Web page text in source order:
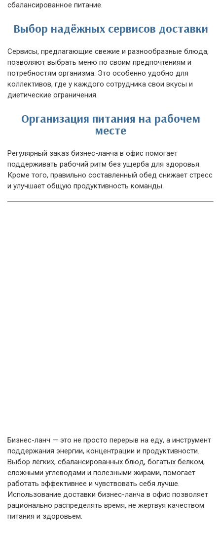
сбалансированное питание.
Выбор надёжных сервисов доставки
Сервисы, предлагающие свежие и разнообразные блюда,
позволяют выбрать меню по своим предпочтениям и
потребностям организма. Это особенно удобно для
коллективов, где у каждого сотрудника свои вкусы и
диетические ограничения.
Организация питания на рабочем
месте
Регулярный заказ бизнес-ланча в офис помогает
поддерживать рабочий ритм без ущерба для здоровья.
Кроме того, правильно составленный обед снижает стресс
и улучшает общую продуктивность команды.
Бизнес-ланч — это не просто перерыв на еду, а инструмент
поддержания энергии, концентрации и продуктивности.
Выбор лёгких, сбалансированных блюд, богатых белком,
сложными углеводами и полезными жирами, помогает
работать эффективнее и чувствовать себя лучше.
Использование доставки бизнес-ланча в офис позволяет
рационально распределять время, не жертвуя качеством
питания и здоровьем.